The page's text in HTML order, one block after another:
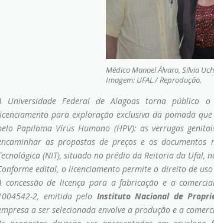
Médico Manoel Álvaro, Sílvia
Imagem: UFAL / Reprodução.
Universidade Federal de Alagoas torna público
para exploração exclusiva da pomada
Papiloma Vírus Humano (HPV): as verrugas
as propostas de preços e os
(NIT), situado no prédio da Reitoria da Ufal,
edital, o licenciamento permite o direito de
concessão de licença para a fabricação e a
2, emitida pelo Instituto Nacional de
a ser selecionada envolve a produção e a